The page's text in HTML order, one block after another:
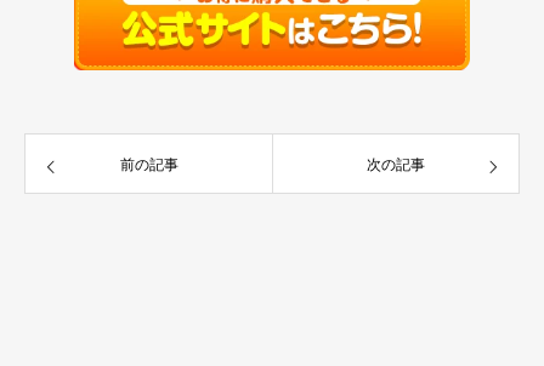
前の記事 次の記事